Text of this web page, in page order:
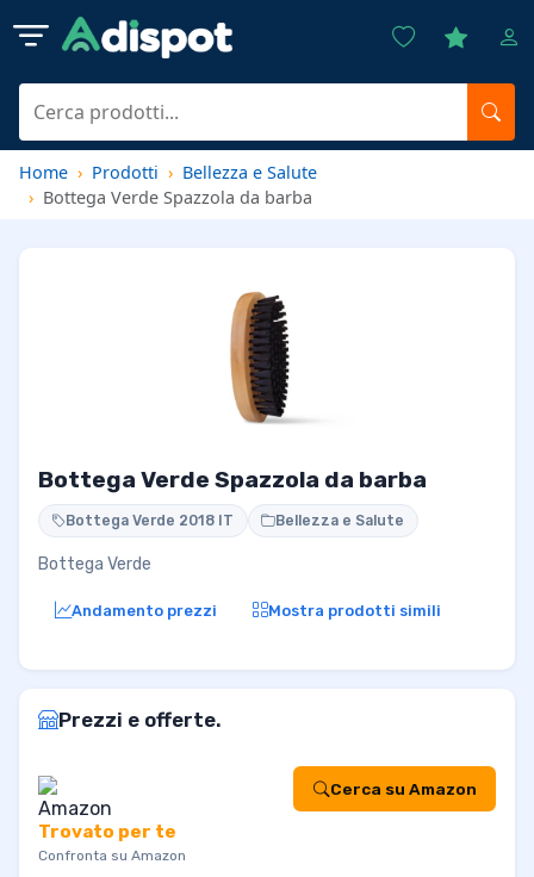
Home Prodotti
Bellezza e Salute
Bottega Verde Spazzola da barba
Bottega Verde Spazzola da barba
Bottega Verde 2018 IT Bellezza e Salute
Bottega Verde
Andamento prezzi Mostra prodotti simili
Prezzi e offerte.
Trovato per te
Confronta su Amazon
Cerca su Amazon